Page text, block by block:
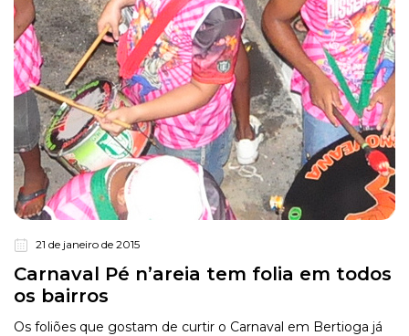
21 de janeiro de 2015
Carnaval Pé n’areia tem folia em todos
os bairros
Os foliões que gostam de curtir o Carnaval em Bertioga já